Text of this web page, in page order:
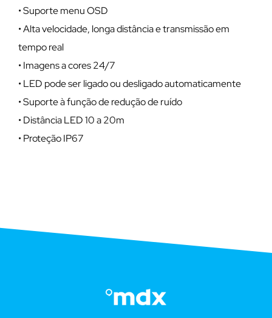
• Suporte menu OSD
• Alta velocidade, longa distância e transmissão em
tempo real
• Imagens a cores 24/7
• LED pode ser ligado ou desligado automaticamente
• Suporte à função de redução de ruído
• Distância LED 10 a 20m
• Proteção IP67